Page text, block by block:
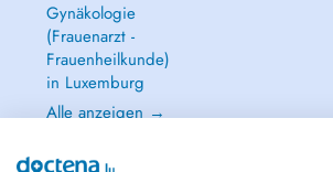
Gynäkologie
(Frauenarzt -
Frauenheilkunde)
in Luxemburg
Alle anzeigen →